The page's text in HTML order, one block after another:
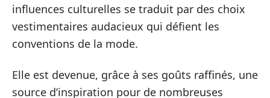
influences culturelles se traduit par des choix
vestimentaires audacieux qui défient les
conventions de la mode.
Elle est devenue, grâce à ses goûts raffinés, une
source d’inspiration pour de nombreuses